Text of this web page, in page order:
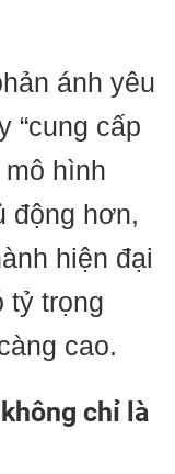
ánh yêu
“cung cấp
mô hình
động hơn,
hiện đại
tỷ trọng
cao.
chỉ là